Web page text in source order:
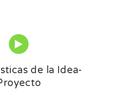
de la Idea-